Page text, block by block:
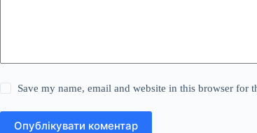
Save my name, email and website in this browser for
Опублікувати коментар